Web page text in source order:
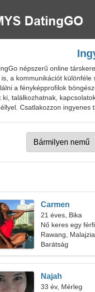
népszerű online
a kommunikációt
a fényképprofilok
ki, találkozhatnak,
Csatlakozzon ingyenes
Carmen
21 éves, Bika
Nő keres egy
Rawang, Malajzia
Barátság
Najah
33 év, Mérleg